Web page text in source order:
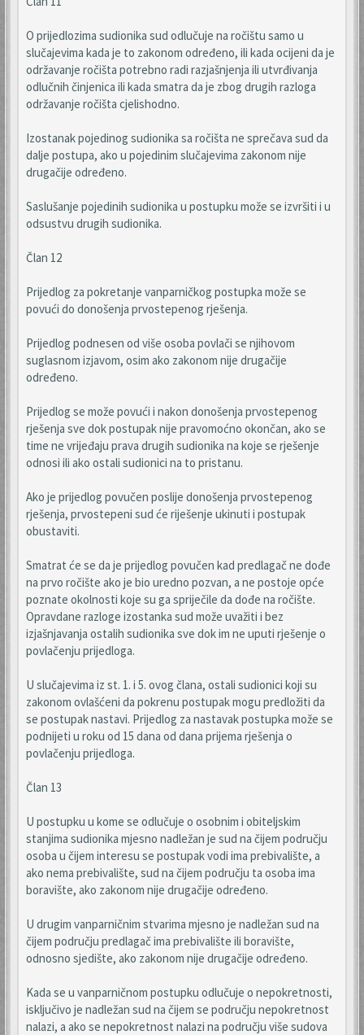
O prijedlozima sudionika sud odlučuje na ročištu samo u
slučajevima kada je to zakonom određeno, ili kada ocijeni da je
održavanje ročišta potrebno radi razjašnjenja ili utvrđivanja
odlučnih činjenica ili kada smatra da je zbog drugih razloga
održavanje ročišta cjelishodno.
Izostanak pojedinog sudionika sa ročišta ne sprečava sud da
dalje postupa, ako u pojedinim slučajevima zakonom nije
drugačije određeno.
Saslušanje pojedinih sudionika u postupku može se izvršiti i u
odsustvu drugih sudionika.
Član 12
Prijedlog za pokretanje vanparničkog postupka može se
povući do donošenja prvostepenog rješenja.
Prijedlog podnesen od više osoba povlači se njihovom
suglasnom izjavom, osim ako zakonom nije drugačije
određeno.
Prijedlog se može povući i nakon donošenja prvostepenog
rješenja sve dok postupak nije pravomoćno okončan, ako se
time ne vrijeđaju prava drugih sudionika na koje se rješenje
odnosi ili ako ostali sudionici na to pristanu.
Ako je prijedlog povučen poslije donošenja prvostepenog
rješenja, prvostepeni sud će riješenje ukinuti i postupak
obustaviti.
Smatrat će se da je prijedlog povučen kad predlagač ne dođe
na prvo ročište ako je bio uredno pozvan, a ne postoje opće
poznate okolnosti koje su ga spriječile da dođe na ročište.
Opravdane razloge izostanka sud može uvažiti i bez
izjašnjavanja ostalih sudionika sve dok im ne uputi rješenje o
povlačenju prijedloga.
U slučajevima iz st. 1. i 5. ovog člana, ostali sudionici koji su
zakonom ovlašćeni da pokrenu postupak mogu predložiti da
se postupak nastavi. Prijedlog za nastavak postupka može se
podnijeti u roku od 15 dana od dana prijema rješenja o
povlačenju prijedloga.
Član 13
U postupku u kome se odlučuje o osobnim i obiteljskim
stanjima sudionika mjesno nadležan je sud na čijem području
osoba u čijem interesu se postupak vodi ima prebivalište, a
ako nema prebivalište, sud na čijem području ta osoba ima
boravište, ako zakonom nije drugačije određeno.
U drugim vanparničnim stvarima mjesno je nadležan sud na
čijem području predlagač ima prebivalište ili boravište,
odnosno sjedište, ako zakonom nije drugačije određeno.
Kada se u vanparničnom postupku odlučuje o nepokretnosti,
isključivo je nadležan sud na čijem se području nepokretnost
nalazi, a ako se nepokretnost nalazi na području više sudova